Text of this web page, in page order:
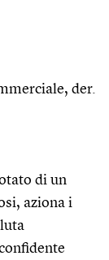
der.
di un
aziona i